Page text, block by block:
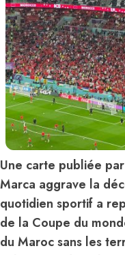
Une carte publiée
Marca aggrave la
quotidien sportif a
de la Coupe du
du Maroc sans les